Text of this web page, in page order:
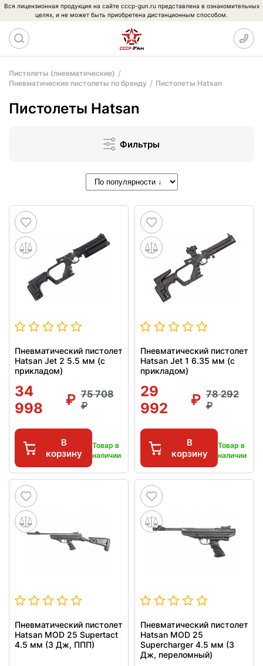
Вся лицензионная продукция на сайте cccp-gun.ru представлена в ознакомительных
целях, и не может быть приобретена дистанционным способом.
Пистолеты (пневматические)
Пневматические пистолеты по бренду
Пистолеты Hatsan
Пистолеты Hatsan
Фильтры
Пневматический пистолет
Hatsan Jet 2 5.5 мм (с
прикладом)
34
998
75 708
В
корзину
Товар в
наличии
Пневматический пистолет
Hatsan Jet 1 6.35 мм (с
прикладом)
29
992
78 292
В
корзину
Товар в
наличии
Пневматический пистолет
Hatsan MOD 25 Supertact
4.5 мм (3 Дж, ППП)
Пневматический пистолет
Hatsan MOD 25
Supercharger 4.5 мм (3
Дж, переломный)